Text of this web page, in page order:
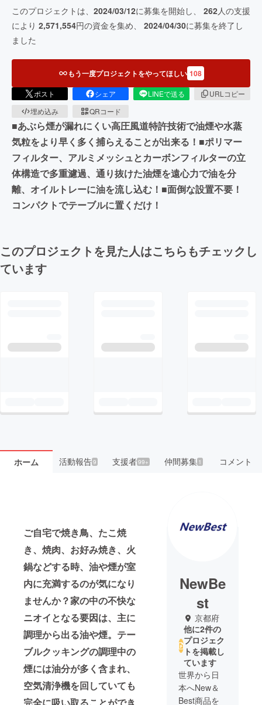
このプロジェクトは、 2024/03/12に募集を開始し、 262人の支援
により 2,571,554円の資金を集め、 2024/04/30に募集を終了し
ました
もう一度プロジェクトをやってほしい 108
ポスト シェア LINEで送る
URLコピー
埋め込み
QRコード
■あぶら煙が漏れにくい高圧風道特許技術で油煙や水蒸
気粒をより早く多く捕らえることが出来る！■ポリマー
フィルター、アルミメッシュとカーボンフィルターの立
体構造で多重濾過、通り抜けた油煙を遠心力で油を分
離、オイルトレーに油を流し込む！■面倒な設置不要！
コンパクトでテーブルに置くだけ！
このプロジェクトを見た人はこちらもチェックし
ています
ホーム 活動報告9 支援者99+ 仲間募集 1 コメント
ご自宅で焼き鳥、たこ焼
き、焼肉、お好み焼き、火
鍋などする時、油や煙が室
内に充満するのが気になり
ませんか？家の中の不快な
ニオイ‍‍となる要因は、主に
調理から出る油や煙。テー
ブルクッキングの調理中の
煙には油分が多く含まれ、
空気清浄機を回していても
NewBe
st
京都府
他に2件の
プロジェク
トを掲載し
ています
世界から日
本へNew＆
Best商品を